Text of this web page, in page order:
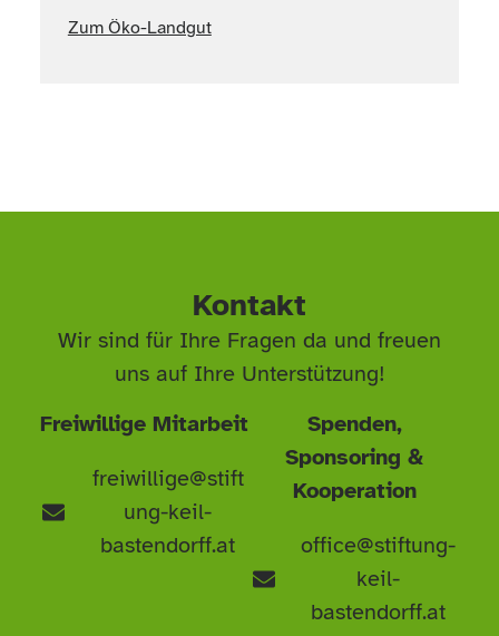
Zum Öko-Landgut
Kontakt
Wir sind für Ihre Fragen da und freuen
uns auf Ihre Unterstützung!
Freiwillige Mitarbeit
freiwillige@stift
ung-keil-
bastendorff.at
Spenden,
Sponsoring &
Kooperation
office@stiftung-
keil-
bastendorff.at